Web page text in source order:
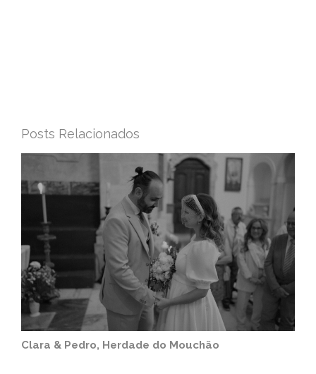
Posts Relacionados
Clara & Pedro, Herdade do Mouchão